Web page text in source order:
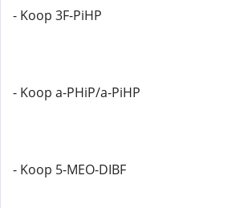
- Koop 3F-PiHP
- Koop a-PHiP/a-PiHP
- Koop 5-MEO-DIBF